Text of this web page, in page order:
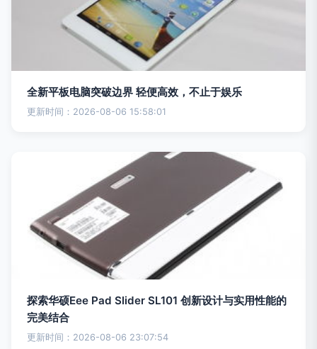
全新平板电脑突破边界 轻便高效，不止于娱乐
更新时间：2026-08-06 15:58:01
探索华硕Eee Pad Slider SL101 创新设计与实用性能的
完美结合
更新时间：2026-08-06 23:07:54